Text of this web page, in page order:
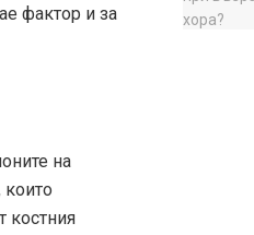
фактор и за
на
костния